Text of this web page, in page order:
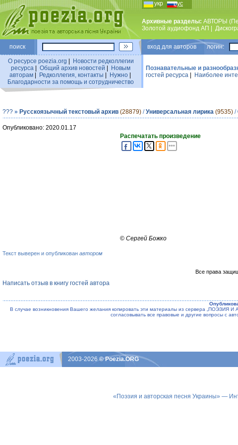
укр рус
Архивные разделы: АВТОРЫ
Золотой аудиофонд АП
поиск вход для авторов логин:
О ресурсе poezia.org
Новости редколлегии
ресурса
Общий архив новостей
Новым
авторам| Редколлегия, контакты Нужно|
Благодарности за помощь и сотрудничество
Познавательные и
гостей ресурса
Наиболее
??? » Русскоязычный текстовый архив (28879) /Универсальная лирика (9535) /
Опубликовано: 2020.01.17
Распечатать произведение
© Сергей Божко
Текст выверен и опубликован автором
Все права
Написать отзыв в книгу гостей автора
В случае возникновения Вашего желания копировать эти материалы из сервера
согласовывать все правовые и другие вопросы с
2003-2026© Poezia.ORG
«Поэзия и авторская песня Украины» —